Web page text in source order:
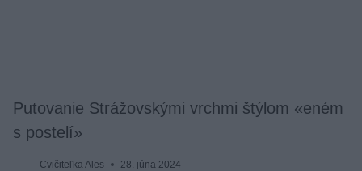
Putovanie Strážovskými vrchmi štýlom «eném
s postelí»
Cvičiteľka Ales 28. júna 2024